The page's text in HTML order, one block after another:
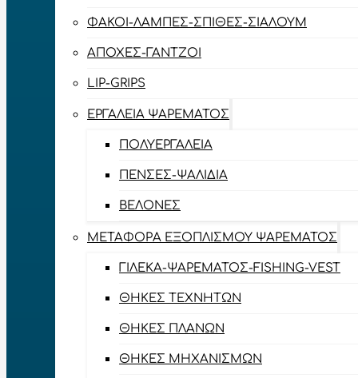
ΦΑΚΟΊ-ΛΆΜΠΕΣ-ΣΠΊΘΕΣ-ΣΊΑΛΟΥΜ
ΑΠΌΧΕΣ-ΓΆΝΤΖΟΙ
LIP-GRIPS
EΡΓΑΛΕΊΑ ΨΑΡΈΜΑΤΟΣ
ΠΟΛΥΕΡΓΑΛΕΊΑ
ΠΈΝΣΕΣ-ΨΑΛΊΔΙΑ
ΒΕΛΌΝΕΣ
ΜΕΤΑΦΟΡΆ ΕΞΟΠΛΙΣΜΟΎ ΨΑΡΈΜΑΤΟΣ
ΓΙΛΈΚΑ-ΨΑΡΈΜΑΤΟΣ-FISHING-VEST
ΘΉΚΕΣ ΤΕΧΝΗΤΏΝ
ΘΉΚΕΣ ΠΛΆΝΩΝ
ΘΉΚΕΣ ΜΗΧΑΝΙΣΜΏΝ